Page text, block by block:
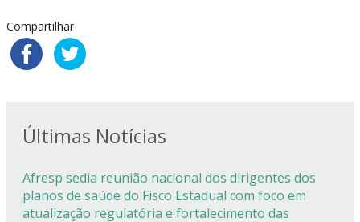
Compartilhar
Últimas Notícias
Afresp sedia reunião nacional dos dirigentes dos
planos de saúde do Fisco Estadual com foco em
atualização regulatória e fortalecimento das